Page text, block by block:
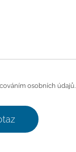
osobních údajů.